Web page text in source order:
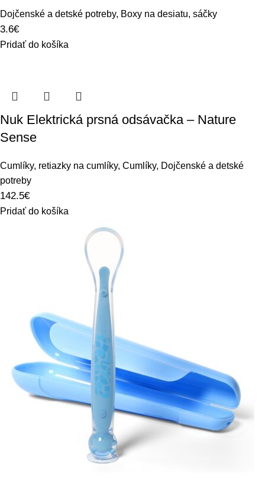
Dojčenské a detské potreby, Boxy na desiatu, sáčky
3.6€
Pridať do košíka
Nuk Elektrická prsná odsávačka – Nature
Sense
Cumlíky, retiazky na cumlíky, Cumlíky, Dojčenské a detské
potreby
142.5€
Pridať do košíka